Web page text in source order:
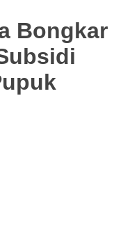
Bongkar